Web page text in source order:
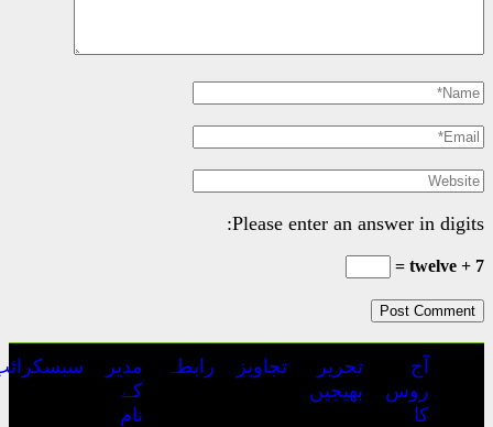
Please
رابطہ
مدیر
کے
سبسکرائب
ہمارے
بارے
میں
اشتہارات